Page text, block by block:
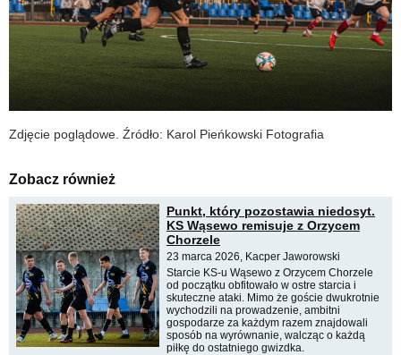
Zdjęcie poglądowe. Źródło: Karol Pieńkowski Fotografia
Zobacz również
Punkt, który pozostawia niedosyt.
KS Wąsewo remisuje z Orzycem
Chorzele
23 marca 2026, Kacper Jaworowski
Starcie KS-u Wąsewo z Orzycem Chorzele
od początku obfitowało w ostre starcia i
skuteczne ataki. Mimo że goście dwukrotnie
wychodzili na prowadzenie, ambitni
gospodarze za każdym razem znajdowali
sposób na wyrównanie, walcząc o każdą
piłkę do ostatniego gwizdka.